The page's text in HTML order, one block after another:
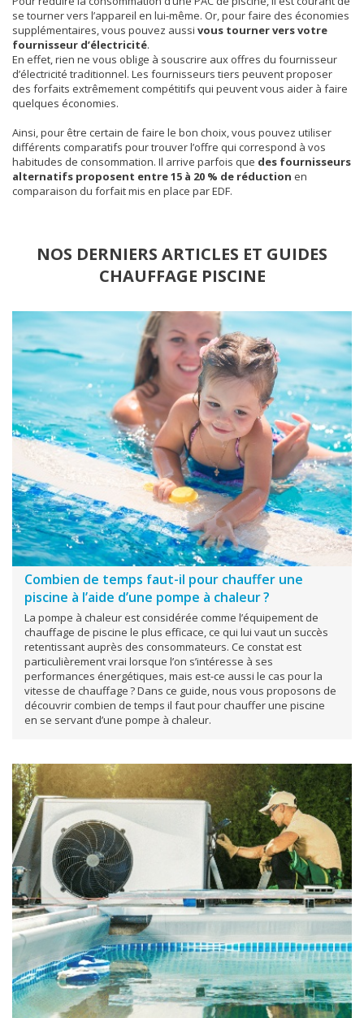
se tourner vers l’appareil en lui-même. Or, pour faire des économies
supplémentaires, vous pouvez aussi vous tourner vers votre
fournisseur d’électricité.
En effet, rien ne vous oblige à souscrire aux offres du fournisseur
d’électricité traditionnel. Les fournisseurs tiers peuvent proposer
des forfaits extrêmement compétitifs qui peuvent vous aider à faire
quelques économies.
Ainsi, pour être certain de faire le bon choix, vous pouvez utiliser
différents comparatifs pour trouver l’offre qui correspond à vos
habitudes de consommation. Il arrive parfois que des fournisseurs
alternatifs proposent entre 15 à 20 % de réduction en
comparaison du forfait mis en place par EDF.
NOS DERNIERS ARTICLES ET GUIDES
CHAUFFAGE PISCINE
Combien de temps faut-il pour chauffer une
piscine à l’aide d’une pompe à chaleur ?
La pompe à chaleur est considérée comme l’équipement de
chauffage de piscine le plus efficace, ce qui lui vaut un succès
retentissant auprès des consommateurs. Ce constat est
particulièrement vrai lorsque l’on s’intéresse à ses
performances énergétiques, mais est-ce aussi le cas pour la
vitesse de chauffage ? Dans ce guide, nous vous proposons de
découvrir combien de temps il faut pour chauffer une piscine
en se servant d’une pompe à chaleur.